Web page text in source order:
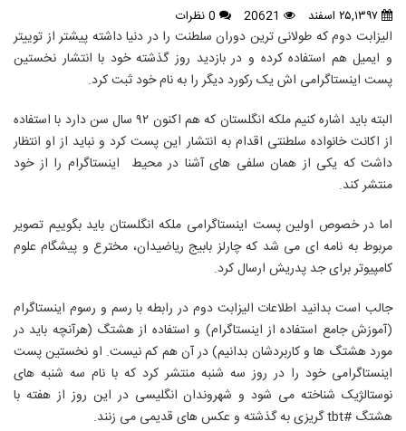
الیزابت دوم که طولانی ترین دوران سلطنت را در دنیا داشته پیشتر از توییتر
و ایمیل هم استفاده کرده و در بازدید روز گذشته خود با انتشار نخستین
پست اینستاگرامی اش یک رکورد دیگر را به نام خود ثبت کرد.
البته باید اشاره کنیم ملکه انگلستان که هم اکنون ۹۲ سال سن دارد با استفاده
از اکانت خانواده سلطنتی اقدام به انتشار این پست کرد و نباید از او انتظار
داشت که یکی از همان سلفی های آشنا در محیط اینستاگرام را از خود
منتشر کند.
اما در خصوص اولین پست اینستاگرامی ملکه انگلستان باید بگوییم تصویر
مربوط به نامه ای می شد که چارلز بابیج ریاضیدان، مخترع و پیشگام علوم
کامپیوتر برای جد پدریش ارسال کرد.
جالب است بدانید اطلاعات الیزابت دوم در رابطه با رسم و رسوم اینستاگرام
(آموزش جامع استفاده از اینستاگرام) و استفاده از هشتگ (هرآنچه باید در
مورد هشتگ ها و کاربردشان بدانیم) در آن هم کم نیست. او نخستین پست
اینستاگرامی خود را در روز سه شنبه منتشر کرد که با نام سه شنبه های
نوستالژیک شناخته می شود و شهروندان انگلیسی در این روز از هفته با
هشتگ #tbt گریزی به گذشته و عکس های قدیمی می زنند.